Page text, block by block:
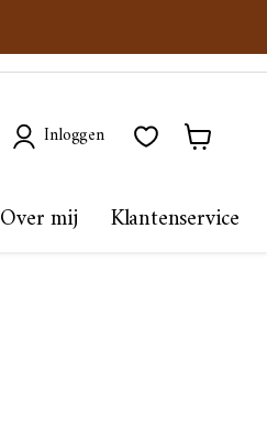
Inloggen
Over mij Klantenservice